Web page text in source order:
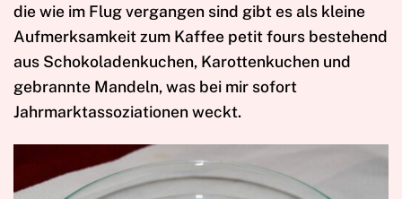
die wie im Flug vergangen sind gibt es als kleine
Aufmerksamkeit zum Kaffee petit fours bestehend
aus Schokoladenkuchen, Karottenkuchen und
gebrannte Mandeln, was bei mir sofort
Jahrmarktassoziationen weckt.